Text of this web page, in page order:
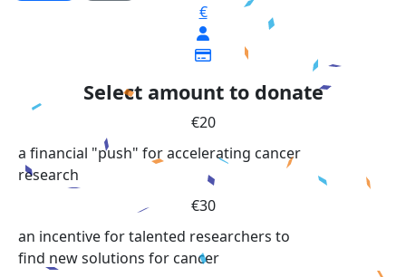
€
Select amount to donate
€20
a financial "push" for accelerating cancer
research
€30
an incentive for talented researchers to
find new solutions for cancer